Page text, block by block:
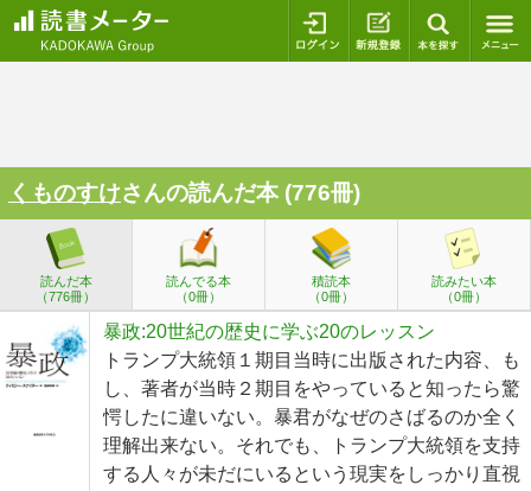
ログイン 新規登録
くものすけさんの読んだ本 (776冊)
読んだ本
（776冊）
読んでる本
（0冊）
積読本
（0冊）
読みたい本
（0冊）
暴政:20世紀の歴史に学ぶ20のレッスン
トランプ大統領１期目当時に出版された内容、も
し、著者が当時２期目をやっていると知ったら驚
愕したに違いない。暴君がなぜのさばるのか全く
理解出来ない。それでも、トランプ大統領を支持
する人々が未だにいるという現実をしっかり直視